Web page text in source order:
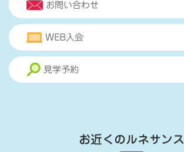
お問い合わせ
WEB入会
見学予約
お近くのルネサンス